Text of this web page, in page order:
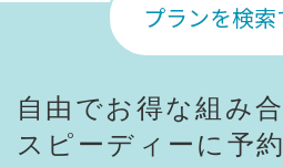
プランを検
自由でお得な組み
スピーディーに予